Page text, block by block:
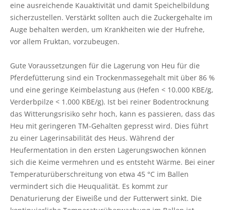
eine ausreichende Kauaktivität und damit Speichelbildung
sicherzustellen. Verstärkt sollten auch die Zuckergehalte im
Auge behalten werden, um Krankheiten wie der Hufrehe,
vor allem Fruktan, vorzubeugen.
Gute Voraussetzungen für die Lagerung von Heu für die
Pferdefütterung sind ein Trockenmassegehalt mit über 86 %
und eine geringe Keimbelastung aus (Hefen < 10.000 KBE/g,
Verderbpilze < 1.000 KBE/g). Ist bei reiner Bodentrocknung
das Witterungsrisiko sehr hoch, kann es passieren, dass das
Heu mit geringeren TM-Gehalten gepresst wird. Dies führt
zu einer Lagerinsabilität des Heus. Während der
Heufermentation in den ersten Lagerungswochen können
sich die Keime vermehren und es entsteht Wärme. Bei einer
Temperaturüberschreitung von etwa 45 °C im Ballen
vermindert sich die Heuqualität. Es kommt zur
Denaturierung der Eiweiße und der Futterwert sinkt. Die